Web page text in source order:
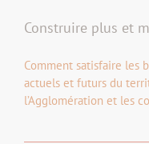
Construire plus et
Comment satisfaire les
actuels et futurs du
l’Agglomération et les